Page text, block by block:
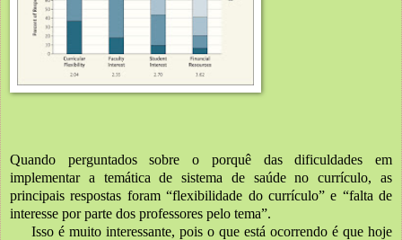
Quando perguntados sobre o porquê das dificuldades em
implementar a temática de sistema de saúde no currículo, as
principais respostas foram “flexibilidade do currículo” e “falta de
interesse por parte dos professores pelo tema”.
Isso é muito interessante, pois o que está ocorrendo é que hoje